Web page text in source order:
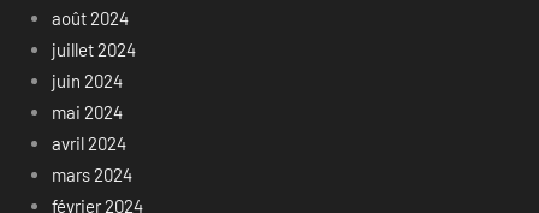
août 2024
juillet 2024
juin 2024
mai 2024
avril 2024
mars 2024
février 2024